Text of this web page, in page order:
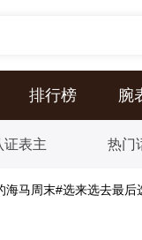
排行榜 腕
证表主 热门
海马周末#选来选去最后